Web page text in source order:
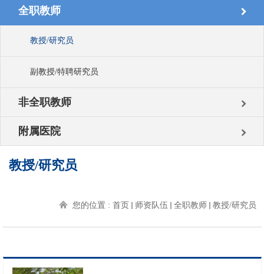
全职教师
教授/研究员
副教授/特聘研究员
非全职教师
附属医院
教授/研究员
您的位置 : 首页 师资队伍 全职教师 教授/研究员